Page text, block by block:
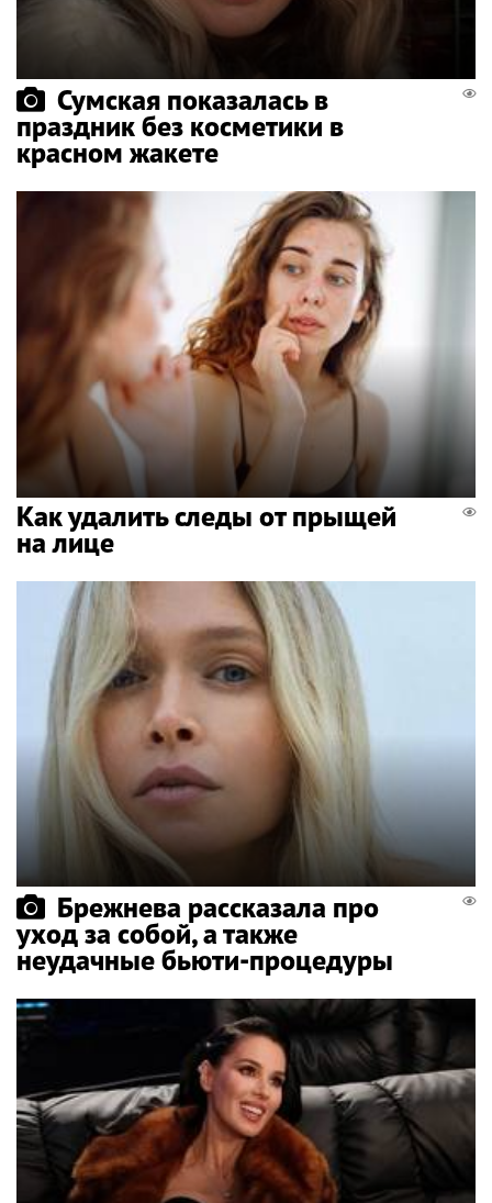
Сумская показалась в
праздник без косметики в
красном жакете
Как удалить следы от прыщей
на лице
Брежнева рассказала про
уход за собой, а также
неудачные бьюти-процедуры